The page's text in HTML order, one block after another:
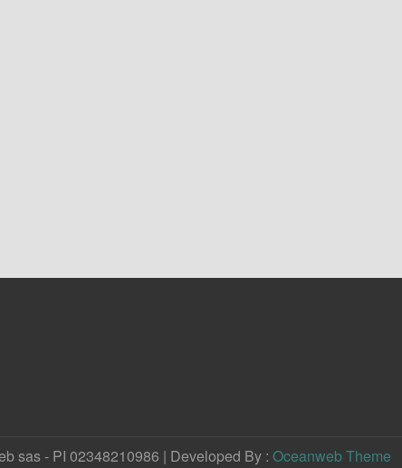
sas - PI 02348210986 | Developed By : Oceanweb Theme